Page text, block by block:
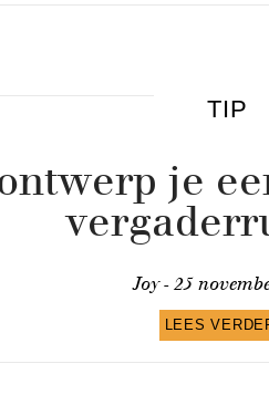
TIP
je
Joy - 25
LEES